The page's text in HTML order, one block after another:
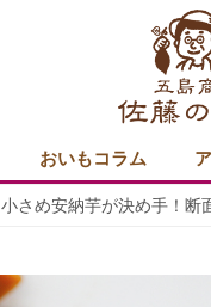
おいもコラム
小さめ安納芋が決め手！断